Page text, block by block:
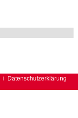
Datenschutzerklärung